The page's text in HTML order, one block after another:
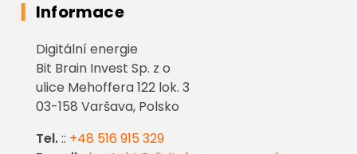
Informace
Digitální energie
Bit Brain Invest Sp. z o
ulice Mehoffera 122 lok. 3
03-158 Varšava, Polsko
Tel.:: +48 516 915 329